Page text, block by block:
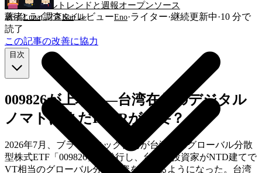
開発者ツール トレンドと週報オープンソース
旅行とライフスタイル
著者Luna·調査Kai·レビューEno·ライター·継続更新中·10 分で
読了
この記事の改善に協力
目次
009826が上場——台湾在住のデジタル
ノマドはまだIBKRが必要？
2026年7月、ブラックロック台湾が台湾初のグローバル分散
型株式ETF「009826」を発行し、台湾の投資家がNTD建てで
VT相当のグローバル分散投資を行えるようになった。台湾